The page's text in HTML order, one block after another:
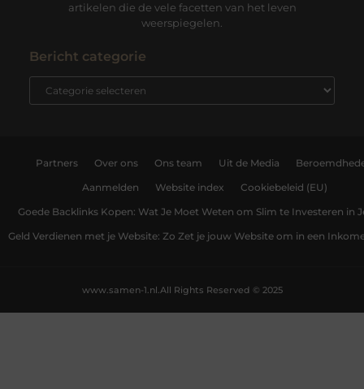
artikelen die de vele facetten van het leven
weerspiegelen.
Bericht categorie
Partners Over ons Ons team Uit de Media
Aanmelden Website index Cookiebeleid (EU)
Goede Backlinks Kopen: Wat Je Moet Weten om Slim te Investeren in
Geld Verdienen met je Website: Zo Zet je jouw Website om in een
All Rights Reserved © 2025
www.samen-1.nl.